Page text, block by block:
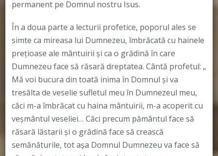
permanent pe Domnul nostru Isus.
În a doua parte a lecturii profetice, poporul ales se
simte ca mireasa lui Dumnezeu, îmbrăcată cu hainele
preţioase ale mântuirii şi ca o grădină în care
Dumnezeu face să răsară dreptatea. Cântă profetul: „
Mă voi bucura din toată inima în Domnul şi va
tresălta de veselie sufletul meu în Dumnezeul meu,
căci m-a îmbrăcat cu haina mântuirii, m-a acoperit cu
veşmântul veseliei… Căci precum pământul face să
răsară lăstarii şi o grădină face să crească
semănăturile, tot aşa Domnul Dumnezeu va face să